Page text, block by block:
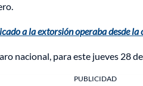
a la extorsión operaba desde
nacional, para este jueves 28
PUBLICIDAD